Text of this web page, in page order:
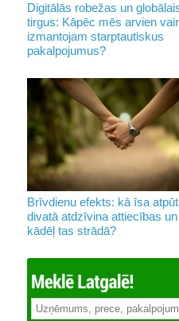
Digitālās robežas un
tirgus: Kāpēc mēs arvien
izmantojam starptautiskus
pakalpojumus?
Brīvdienu efekts: kā īsa
divatā atdzīvina attiecības un
kādēļ tas strādā?